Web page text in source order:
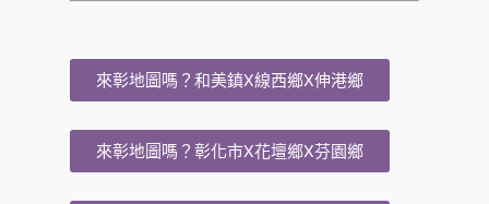
來彰地圖嗎？和美鎮X線西鄉X伸港鄉
來彰地圖嗎？彰化市X花壇鄉X芬園鄉